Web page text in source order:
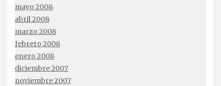
mayo 2008
abril 2008
marzo 2008
febrero 2008
enero 2008
diciembre 2007
noviembre 2007